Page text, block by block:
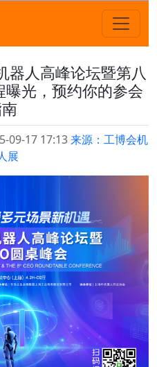
器人高峰论坛暨第八
曝光，预约你的参会
09-17 17:13来源：工博会机
展